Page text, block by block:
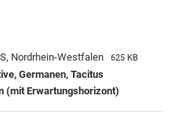
Nordrhein-Westfalen 625 KB
Germanen, Tacitus
(mit Erwartungshorizont)